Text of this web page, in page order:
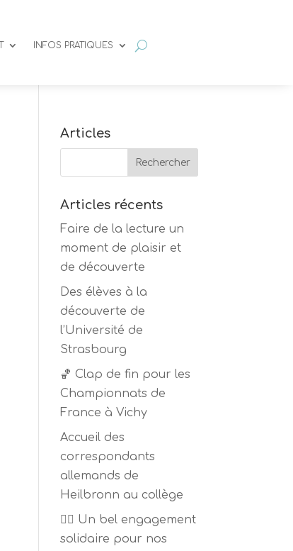
INFOS PRATIQUES
Articles
Articles récents
Faire de la lecture un
moment de plaisir et
de découverte
Des élèves à la
découverte de
l’Université de
Strasbourg
🏀 Clap de fin pour les
Championnats de
France à Vichy
Accueil des
correspondants
allemands de
Heilbronn au collège
🏃‍♂️ Un bel engagement
solidaire pour nos